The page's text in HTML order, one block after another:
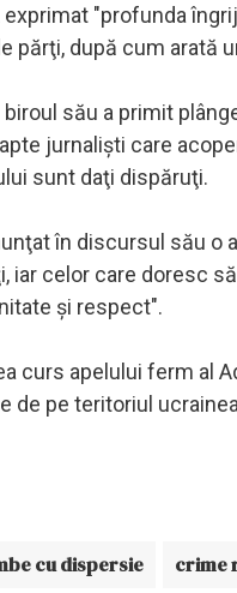
exprimat "profunda
părţi, după cum
său a primit
jurnalişti care
sunt daţi dispăruţi.
în discursul său
iar celor care doresc
şi respect".
curs apelului ferm al
de pe teritoriul
cu dispersie crime